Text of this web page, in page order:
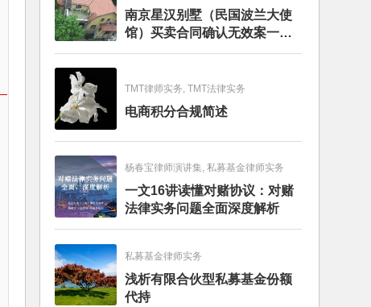
南京星汉别墅（民国波兰大使
馆）买卖合同确认无效案一审
判决书
TMT律师实务, TMT法律实务
电商积分合规简述
杨春宝律师演讲集, 私募基金律师实务
一文16讲读懂对赌协议：对赌
法律实务问题全面深度解析
私募基金律师实务
浅析有限合伙型私募基金份额
代持